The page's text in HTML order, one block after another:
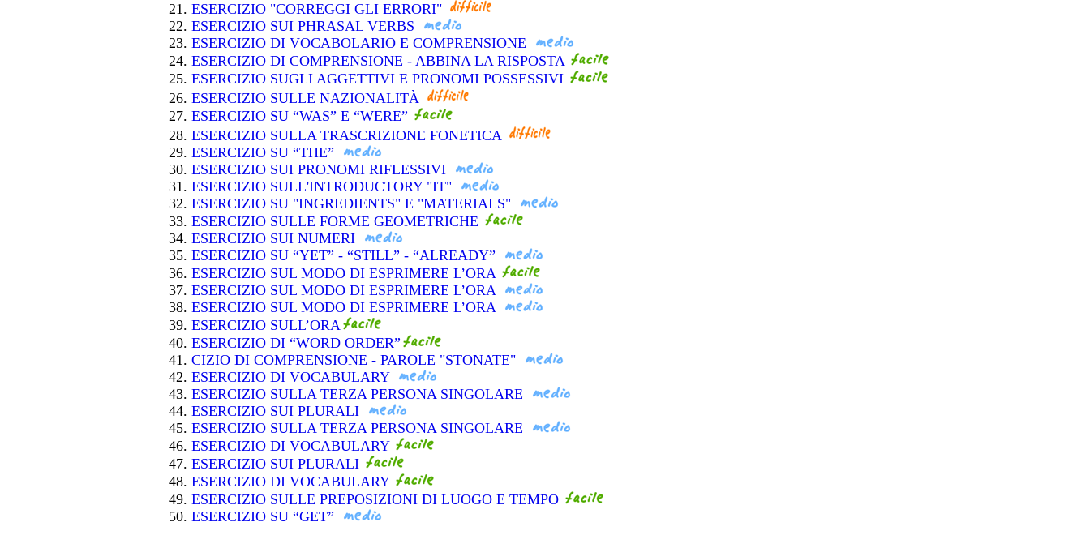
ESERCIZIO "CORREGGI GLI ERRORI"
ESERCIZIO SUI PHRASAL VERBS
ESERCIZIO DI VOCABOLARIO E COMPRENSIONE
ESERCIZIO DI COMPRENSIONE - ABBINA LA RISPOSTA
ESERCIZIO SUGLI AGGETTIVI E PRONOMI POSSESSIVI
ESERCIZIO SULLE NAZIONALITÀ
ESERCIZIO SU “WAS” E “WERE”
ESERCIZIO SULLA TRASCRIZIONE FONETICA
ESERCIZIO SU “THE”
ESERCIZIO SUI PRONOMI RIFLESSIVI
ESERCIZIO SULL'INTRODUCTORY "IT"
ESERCIZIO SU "INGREDIENTS" E "MATERIALS"
ESERCIZIO SULLE FORME GEOMETRICHE
ESERCIZIO SUI NUMERI
ESERCIZIO SU “YET” - “STILL” - “ALREADY”
ESERCIZIO SUL MODO DI ESPRIMERE L’ORA
ESERCIZIO SUL MODO DI ESPRIMERE L’ORA
ESERCIZIO SUL MODO DI ESPRIMERE L’ORA
ESERCIZIO SULL’ORA
ESERCIZIO DI “WORD ORDER”
CIZIO DI COMPRENSIONE - PAROLE "STONATE"
ESERCIZIO DI VOCABULARY
ESERCIZIO SULLA TERZA PERSONA SINGOLARE
ESERCIZIO SUI PLURALI
ESERCIZIO SULLA TERZA PERSONA SINGOLARE
ESERCIZIO DI VOCABULARY
ESERCIZIO SUI PLURALI
ESERCIZIO DI VOCABULARY
ESERCIZIO SULLE PREPOSIZIONI DI LUOGO E TEMPO
ESERCIZIO SU “GET”